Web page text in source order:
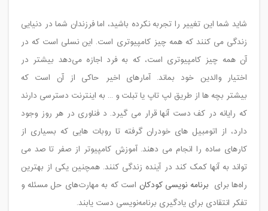
شاید شما این تغییر را تجربه نکرده باشید، اما فرزندان شما در دنیایی
زندگی می کنند که همه چیز کامپیوتری است. این نسلی است که در
آن همه چیز کامپیوتری است، که به فرد اجازه می‌دهد بیشتر در
اختیار والدین خود بماند. آمارهای اخیر حاکی از آن است که
بیشتر بچه ها از طریق لپ تاپ یا تبلت و ... به اینترنت دسترسی دارند
که رایانه در کف دست آنها قرار می گیرد. د فناوری در هر روز وجود
دارد، از اتومبیل های خودران گرفته تا روبات هایی که بسیاری از
کارهای ساده را انجام می دهند. آموزش کامپیوتر از صفر تا صد می
تواند به آنها کمک کند در آینده زندگی کنند. همچنین یکی از بهترین
راه‌ها برای برنامه نویسی کودکان است که به مهارت‌های حل مسئله و
تفکر انتقادی برای یادگیری برنامه‌نویسی دست یابند.